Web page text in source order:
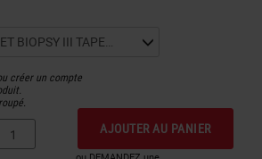
créer un compte
AJOUTER AU PANIER